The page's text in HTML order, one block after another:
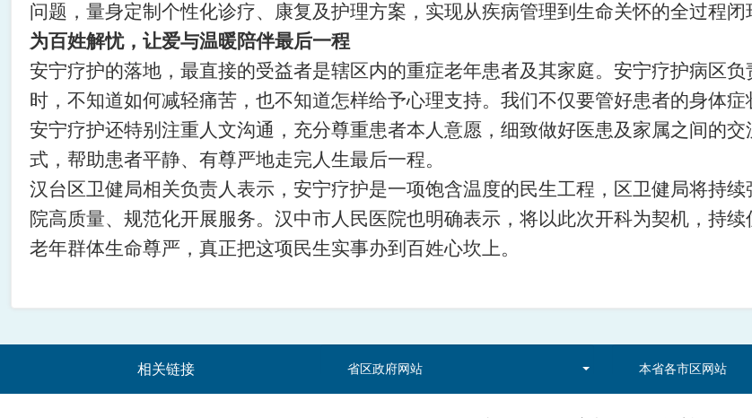
问题，量身定制个性化诊疗、康复及护理方案，实现从疾病管理到生命关怀的全过程闭
为百姓解忧，让爱与温暖陪伴最后一程
安宁疗护的落地，最直接的受益者是辖区内的重症老年患者及其家庭。 安宁疗护病区负
时，不知道如何减轻痛苦，也不知道怎样给予心理支持。我们不仅要管好患者的身体
安宁疗护还特别注重人文沟通，充分尊重患者本人意愿，细致做好医患及家属之间的
式，帮助患者平静、有尊严地走完人生最后一程。
汉台区卫健局相关负责人表示，安宁疗护是一项饱含温度的民生工程，区卫健局将持
院高质量、规范化开展服务。汉中市人民医院也明确表示，将以此次开科为契机，持
老年群体生命尊严，真正把这项民生实事办到百姓心坎上。
相关链接 省区政府网站 本省各市区网站